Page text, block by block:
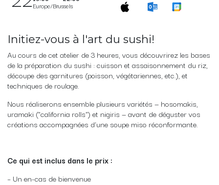
Europe/Brussels
Initiez-vous à l'art du sushi!
Au cours de cet atelier de 3 heures, vous découvrirez les bases
de la préparation du sushi : cuisson et assaisonnement du riz,
découpe des garnitures (poisson, végétariennes, etc.), et
techniques de roulage.
Nous réaliserons ensemble plusieurs variétés — hosomakis,
uramaki ("california rolls") et nigiris — avant de déguster vos
créations accompagnées d’une soupe miso réconformante.
Ce qui est inclus dans le prix :
– Un en-cas de bienvenue